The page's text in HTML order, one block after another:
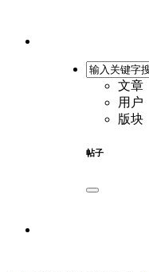
文章
用户
版块
帖子